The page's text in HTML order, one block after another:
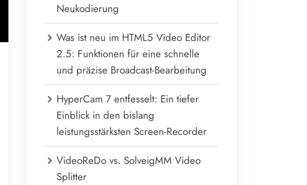
Neukodierung
Was ist neu im HTML5 Video Editor
2.5: Funktionen für eine schnelle
und präzise Broadcast-Bearbeitung
HyperCam 7 entfesselt: Ein tiefer
Einblick in den bislang
leistungsstärksten Screen-Recorder
VideoReDo vs. SolveigMM Video
Splitter